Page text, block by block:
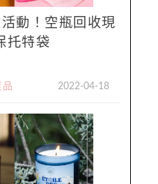
動！空瓶回收現
托特袋
品 2022-04-18